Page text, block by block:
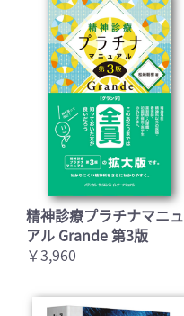
精神診療プラチナマニュ
アル Grande 第3版
￥3,960